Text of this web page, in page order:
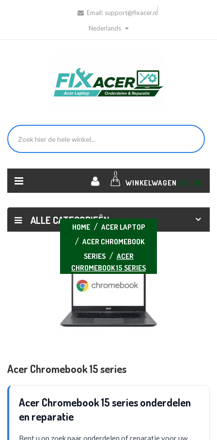
Email: support@fixacer.nl
Nederlands
0
WINKELWAGEN € 0,00
ALLE CATEGORIEËN
HOME
ACER LAPTOP
ACER CHROMEBOOK
SERIES
ACER
CHROMEBOOK 15 SERIES
Acer Chromebook 15 series
Acer Chromebook 15 series onderdelen
en reparatie
Bent u op zoek naar onderdelen of reparatie voor uw